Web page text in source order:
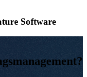
Software